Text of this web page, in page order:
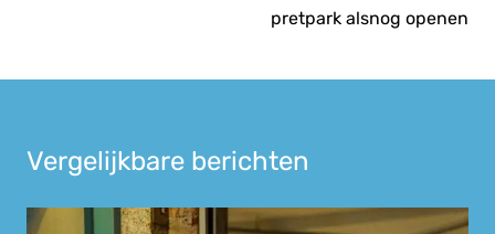
pretpark alsnog openen
Vergelijkbare berichten